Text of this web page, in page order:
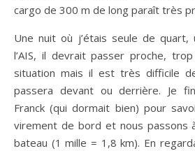
cargo de 300 m de long paraît très
Une nuit où j’étais seule de
l’AIS, il devrait passer proche, trop
situation mais il est très difficile
passera devant ou derrière. Je
Franck (qui dormait bien) pour
virement de bord et nous passons
bateau (1 mille = 1,8 km). En